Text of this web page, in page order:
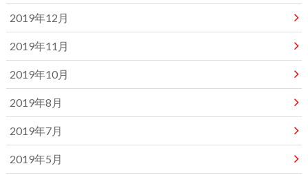
2019年12月
2019年11月
2019年10月
2019年8月
2019年7月
2019年5月